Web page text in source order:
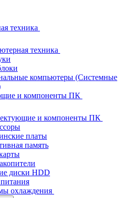
техника
техника
компьютеры (Системные
и компоненты ПК
и компоненты ПК
платы
память
диски HDD
охлаждения